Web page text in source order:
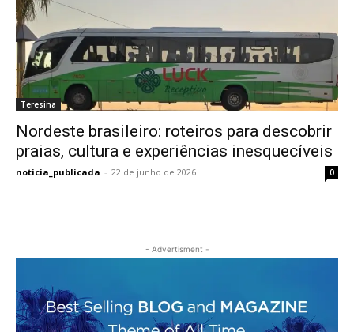
Teresina
Nordeste brasileiro: roteiros para descobrir
praias, cultura e experiências inesquecíveis
noticia_publicada - 22 de junho de 2026 0
- Advertisment -